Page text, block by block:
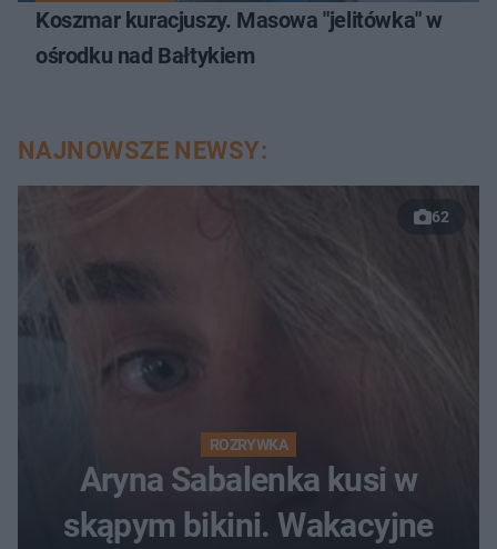
Koszmar kuracjuszy. Masowa "jelitówka" w
ośrodku nad Bałtykiem
NAJNOWSZE NEWSY:
62
ROZRYWKA
Aryna Sabalenka kusi w
skąpym bikini. Wakacyjne